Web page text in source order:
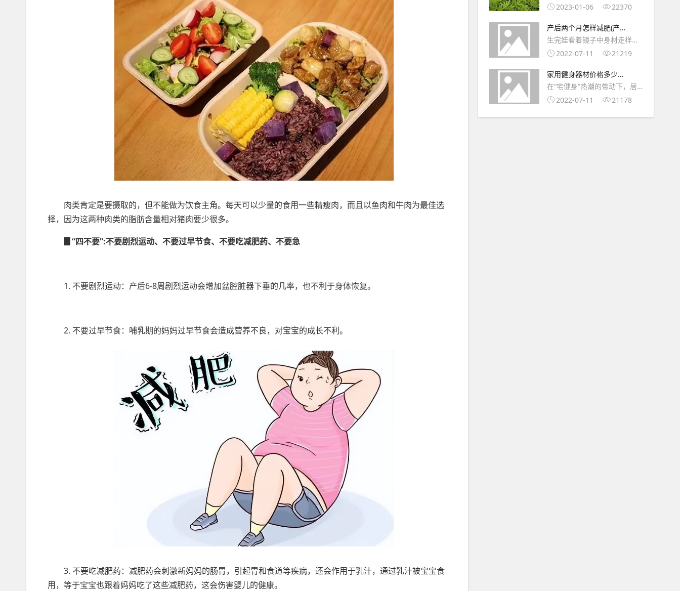
肉类肯定是要摄取的，但不能做为饮食主角。每天可以少量的食用一些精瘦肉，而且以鱼肉和牛肉为最佳选
择，因为这两种肉类的脂肪含量相对猪肉要少很多。
▊“四不要”:不要剧烈运动、不要过早节食、不要吃减肥药、不要急
1. 不要剧烈运动：产后6-8周剧烈运动会增加盆腔脏器下垂的几率，也不利于身体恢复。
2. 不要过早节食：哺乳期的妈妈过早节食会造成营养不良，对宝宝的成长不利。
3. 不要吃减肥药：减肥药会刺激新妈妈的肠胃，引起胃和食道等疾病，还会作用于乳汁，通过乳汁被宝宝食
用，等于宝宝也跟着妈妈吃了这些减肥药，这会伤害婴儿的健康。
阜南县新村镇，素有芦蒿之乡
象。位于新村镇于洼村村部不
远处的芦蒿大棚中
2023-01-06 22370
产后两个月怎样减肥(产后
两个月怎么减肥最快)
生完娃看着镜子中身材走样、
肥胖松垮的自己，是不是完全
的窈窕性感，但产后减肥这
事，真没那么快。我记得当时
恢复到孕前的98斤，用了大半
年的时间，一般情况下大多数
2022-07-11 21219
家用健身器材价格多少钱
(户外健身器材价格多少
钱)
在“宅健身”热潮的带动下，居
家健身器材在今年“五一”期间
2022-07-11 21178